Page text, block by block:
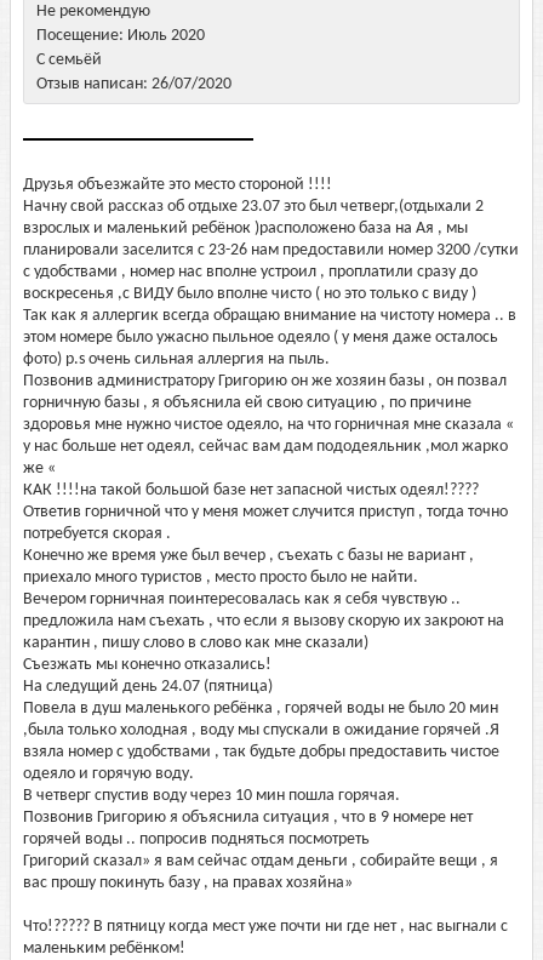
Не рекомендую
Посещение: Июль 2020
С семьёй
Отзыв написан: 26/07/2020
Друзья объезжайте это место стороной !!!!
Начну свой рассказ об отдыхе 23.07 это был четверг,(отдыхали 2
взрослых и маленький ребёнок )расположено база на Ая , мы
планировали заселится с 23-26 нам предоставили номер 3200 /сутки
с удобствами , номер нас вполне устроил , проплатили сразу до
воскресенья ,с ВИДУ было вполне чисто ( но это только с виду )
Так как я аллергик всегда обращаю внимание на чистоту номера .. в
этом номере было ужасно пыльное одеяло ( у меня даже осталось
фото) p.s очень сильная аллергия на пыль.
Позвонив администратору Григорию он же хозяин базы , он позвал
горничную базы , я объяснила ей свою ситуацию , по причине
здоровья мне нужно чистое одеяло, на что горничная мне сказала «
у нас больше нет одеял, сейчас вам дам пододеяльник ,мол жарко
же «
КАК !!!!на такой большой базе нет запасной чистых одеял!????
Ответив горничной что у меня может случится приступ , тогда точно
потребуется скорая .
Конечно же время уже был вечер , съехать с базы не вариант ,
приехало много туристов , место просто было не найти.
Вечером горничная поинтересовалась как я себя чувствую ..
предложила нам съехать , что если я вызову скорую их закроют на
карантин , пишу слово в слово как мне сказали)
Съезжать мы конечно отказались!
На следущий день 24.07 (пятница)
Повела в душ маленького ребёнка , горячей воды не было 20 мин
,была только холодная , воду мы спускали в ожидание горячей .Я
взяла номер с удобствами , так будьте добры предоставить чистое
одеяло и горячую воду.
В четверг спустив воду через 10 мин пошла горячая.
Позвонив Григорию я объяснила ситуация , что в 9 номере нет
горячей воды .. попросив подняться посмотреть
Григорий сказал» я вам сейчас отдам деньги , собирайте вещи , я
вас прошу покинуть базу , на правах хозяйна»
Что!????? В пятницу когда мест уже почти ни где нет , нас выгнали с
маленьким ребёнком!